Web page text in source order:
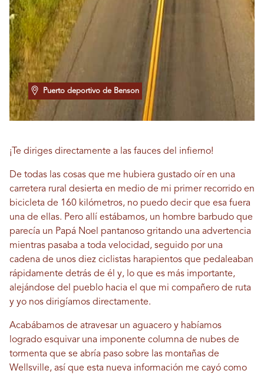
Puerto deportivo de Benson
¡Te diriges directamente a las fauces del infierno!
De todas las cosas que me hubiera gustado oír en una
carretera rural desierta en medio de mi primer recorrido en
bicicleta de 160 kilómetros, no puedo decir que esa fuera
una de ellas. Pero allí estábamos, un hombre barbudo que
parecía un Papá Noel pantanoso gritando una advertencia
mientras pasaba a toda velocidad, seguido por una
cadena de unos diez ciclistas harapientos que pedaleaban
rápidamente detrás de él y, lo que es más importante,
alejándose del pueblo hacia el que mi compañero de ruta
y yo nos dirigíamos directamente.
Acabábamos de atravesar un aguacero y habíamos
logrado esquivar una imponente columna de nubes de
tormenta que se abría paso sobre las montañas de
Wellsville, así que esta nueva información me cayó como